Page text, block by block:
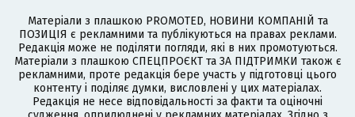
Матеріали з плашкою PROMOTED, НОВИНИ КОМПАНІЙ та
ПОЗИЦІЯ є рекламними та публікуються на правах реклами.
Редакція може не поділяти погляди, які в них промотуються.
Матеріали з плашкою СПЕЦПРОЄКТ та ЗА ПІДТРИМКИ також є
рекламними, проте редакція бере участь у підготовці цього
контенту і поділяє думки, висловлені у цих матеріалах.
Редакція не несе відповідальності за факти та оціночні